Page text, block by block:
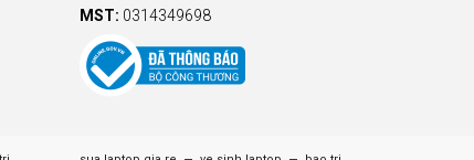
MST: 0314349698